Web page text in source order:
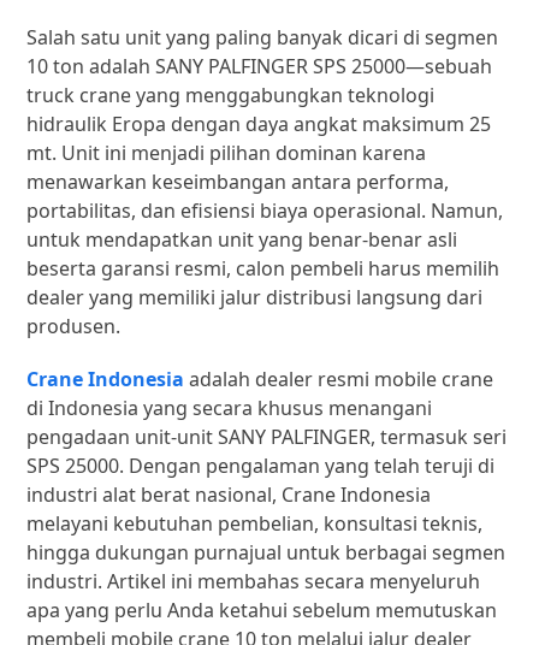
Salah satu unit yang paling banyak dicari di segmen
10 ton adalah SANY PALFINGER SPS 25000—sebuah
truck crane yang menggabungkan teknologi
hidraulik Eropa dengan daya angkat maksimum 25
mt. Unit ini menjadi pilihan dominan karena
menawarkan keseimbangan antara performa,
portabilitas, dan efisiensi biaya operasional. Namun,
untuk mendapatkan unit yang benar-benar asli
beserta garansi resmi, calon pembeli harus memilih
dealer yang memiliki jalur distribusi langsung dari
produsen.
Crane Indonesia adalah dealer resmi mobile crane
di Indonesia yang secara khusus menangani
pengadaan unit-unit SANY PALFINGER, termasuk seri
SPS 25000. Dengan pengalaman yang telah teruji di
industri alat berat nasional, Crane Indonesia
melayani kebutuhan pembelian, konsultasi teknis,
hingga dukungan purnajual untuk berbagai segmen
industri. Artikel ini membahas secara menyeluruh
apa yang perlu Anda ketahui sebelum memutuskan
membeli mobile crane 10 ton melalui jalur dealer